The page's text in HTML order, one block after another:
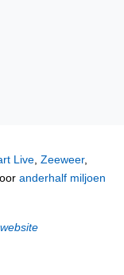
Live, Zeeweer,
anderhalf miljoen